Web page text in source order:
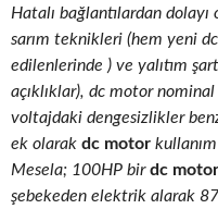
Hatalı bağlantılardan
sarım teknikleri (hem yeni
edilenlerinde ) ve yalıtım
açıklıklar), dc motor nominal
voltajdaki dengesizlikler
ek olarak dc motor
Mesela; 100HP birdc motor
şebekeden elektrik alarak